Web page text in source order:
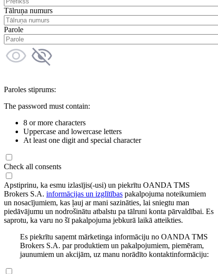
Tālruņa numurs
Parole
Paroles stiprums:
The password must contain:
8 or more characters
Uppercase and lowercase letters
At least one digit and special character
Check all consents
Apstiprinu, ka esmu izlasījis(-usi) un piekrītu OANDA TMS
Brokers S.A. informācijas un izglītības pakalpojuma noteikumiem
un nosacījumiem, kas ļauj ar mani sazināties, lai sniegtu man
piedāvājumu un nodrošinātu atbalstu pa tālruni konta pārvaldībai. Es
saprotu, ka varu no šī pakalpojuma jebkurā laikā atteikties.
Es piekrītu saņemt mārketinga informāciju no OANDA TMS
Brokers S.A. par produktiem un pakalpojumiem, piemēram,
jaunumiem un akcijām, uz manu norādīto kontaktinformāciju: